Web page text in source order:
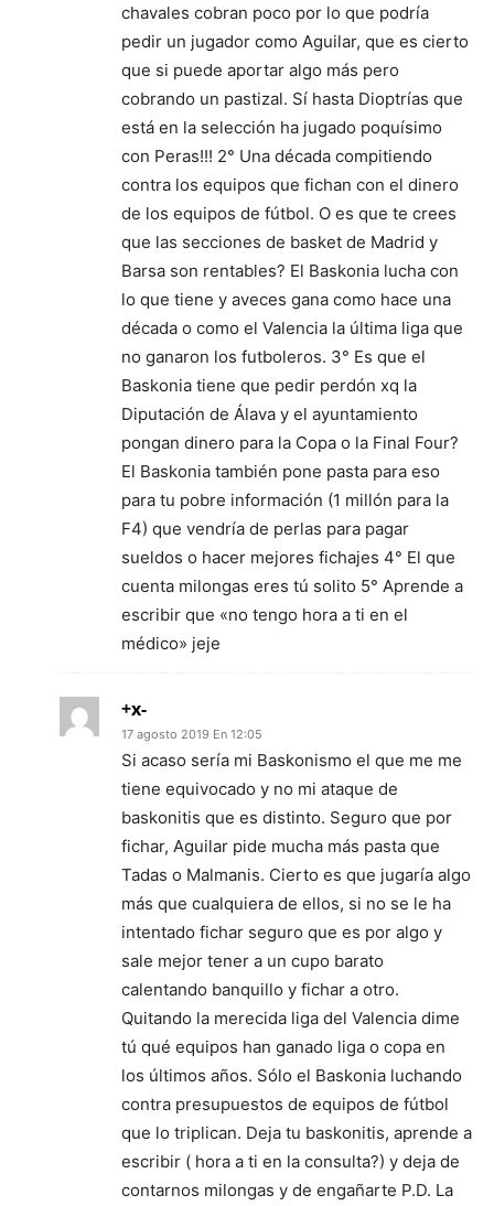
chavales cobran poco por lo que podría
pedir un jugador como Aguilar, que es cierto
que si puede aportar algo más pero
cobrando un pastizal. Sí hasta Dioptrías que
está en la selección ha jugado poquísimo
con Peras!!! 2° Una década compitiendo
contra los equipos que fichan con el dinero
de los equipos de fútbol. O es que te crees
que las secciones de basket de Madrid y
Barsa son rentables? El Baskonia lucha con
lo que tiene y aveces gana como hace una
década o como el Valencia la última liga que
no ganaron los futboleros. 3° Es que el
Baskonia tiene que pedir perdón xq la
Diputación de Álava y el ayuntamiento
pongan dinero para la Copa o la Final Four?
El Baskonia también pone pasta para eso
para tu pobre información (1 millón para la
F4) que vendría de perlas para pagar
sueldos o hacer mejores fichajes 4° El que
cuenta milongas eres tú solito 5° Aprende a
escribir que «no tengo hora a ti en el
médico» jeje
+x-
17 agosto 2019 En 12:05
Si acaso sería mi Baskonismo el que me me
tiene equivocado y no mi ataque de
baskonitis que es distinto. Seguro que por
fichar, Aguilar pide mucha más pasta que
Tadas o Malmanis. Cierto es que jugaría algo
más que cualquiera de ellos, si no se le ha
intentado fichar seguro que es por algo y
sale mejor tener a un cupo barato
calentando banquillo y fichar a otro.
Quitando la merecida liga del Valencia dime
tú qué equipos han ganado liga o copa en
los últimos años. Sólo el Baskonia luchando
contra presupuestos de equipos de fútbol
que lo triplican. Deja tu baskonitis, aprende a
escribir ( hora a ti en la consulta?) y deja de
contarnos milongas y de engañarte P.D. La